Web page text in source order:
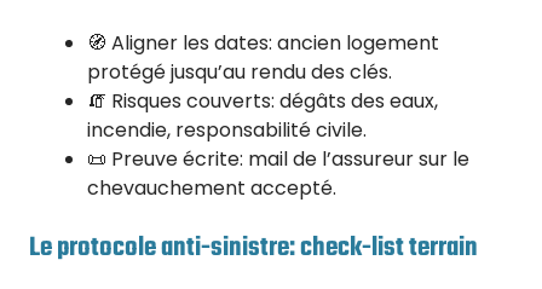
🧭 Aligner les dates: ancien logement
protégé jusqu’au rendu des clés.
🧯 Risques couverts: dégâts des eaux,
incendie, responsabilité civile.
📜 Preuve écrite: mail de l’assureur sur le
chevauchement accepté.
Le protocole anti-sinistre: check-list terrain